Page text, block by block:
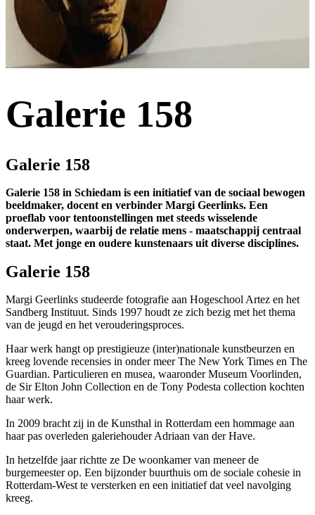
Galerie 158
Galerie 158
Galerie 158 in Schiedam is een initiatief van de sociaal bewogen
beeldmaker, docent en verbinder Margi Geerlinks. Een
proeflab voor tentoonstellingen met steeds wisselende
onderwerpen, waarbij de relatie mens - maatschappij centraal
staat. Met jonge en oudere kunstenaars uit diverse disciplines.
Galerie 158
Margi Geerlinks studeerde fotografie aan Hogeschool Artez en het
Sandberg Instituut. Sinds 1997 houdt ze zich bezig met het thema
van de jeugd en het verouderingsproces.
Haar werk hangt op prestigieuze (inter)nationale kunstbeurzen en
kreeg lovende recensies in onder meer The New York Times en The
Guardian. Particulieren en musea, waaronder Museum Voorlinden,
de Sir Elton John Collection en de Tony Podesta collection kochten
haar werk.
In 2009 bracht zij in de Kunsthal in Rotterdam een hommage aan
haar pas overleden galeriehouder Adriaan van der Have.
In hetzelfde jaar richtte ze De woonkamer van meneer de
burgemeester op. Een bijzonder buurthuis om de sociale cohesie in
Rotterdam-West te versterken en een initiatief dat veel navolging
kreeg.